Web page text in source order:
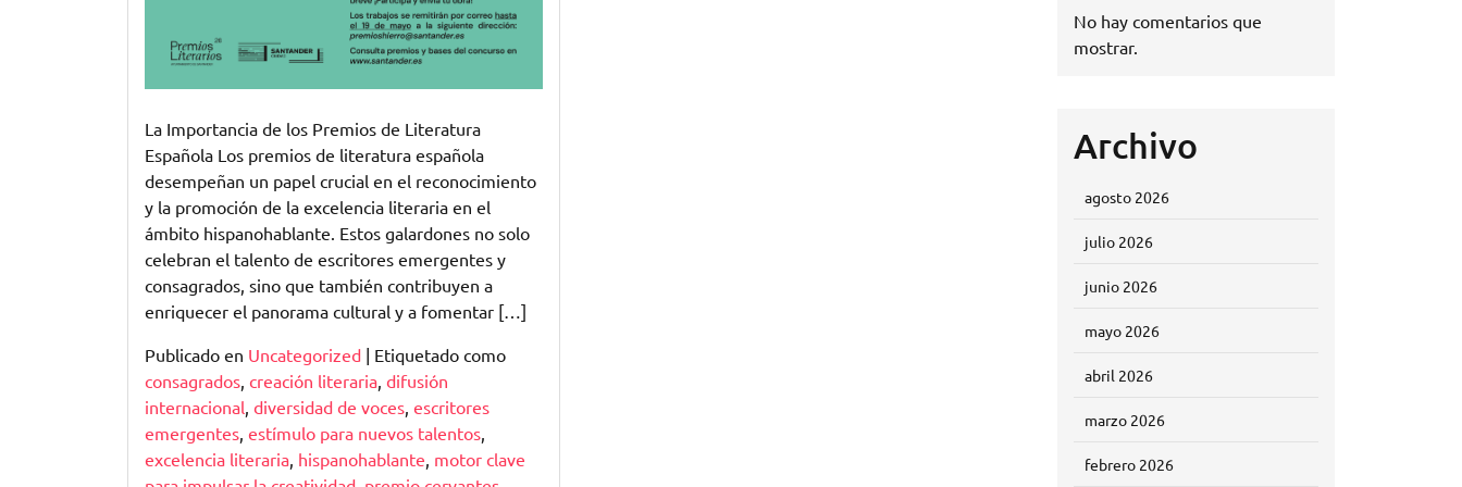
La Importancia de los Premios de Literatura
Española Los premios de literatura española
desempeñan un papel crucial en el reconocimiento
y la promoción de la excelencia literaria en el
ámbito hispanohablante. Estos galardones no solo
celebran el talento de escritores emergentes y
consagrados, sino que también contribuyen a
enriquecer el panorama cultural y a fomentar […]
Publicado en Uncategorized | Etiquetado como
consagrados creación literaria difusión
internacional diversidad de voces escritores
emergentes estímulo para nuevos talentos
excelencia literaria hispanohablante motor clave
No hay comentarios que
mostrar.
Archivo
agosto 2026
julio 2026
junio 2026
mayo 2026
abril 2026
marzo 2026
febrero 2026